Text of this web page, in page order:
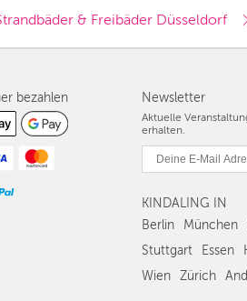
& Freibäder Düsseldorf
Newsletter
Aktuelle
erhalten.
KINDALING IN
Berlin
München
Stuttgart
Essen
Wien
Zürich
bezahlen